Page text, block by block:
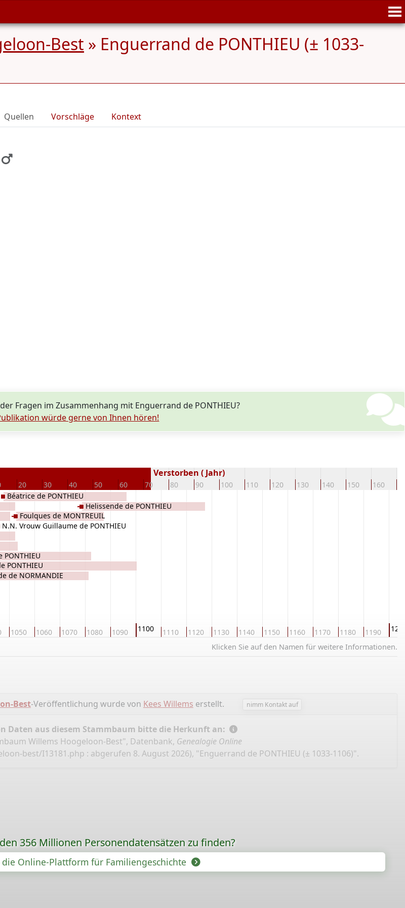
Best » Enguerrand de PONTHIEU (± 1033-
Quellen Vorschläge Kontext
Fragen im Zusammenhang mit Enguerrand de PONTHIEU?
würde gerne von Ihnen hören!
20 30 40 50 60 70 80 90 100 110 120 130 140 150 160
Verstorben ( Jahr)
1050 1060 1070 1080 1090 1100 1110 1120 1130 1140 1150 1160 1170 1180 1190
PONTHIEU
PONTHIEU
de NORMANDIE
N.N. Vrouw Guillaume de PONTHIEU
Béatrice de PONTHIEU
Foulques de MONTREUIL
Helissende de PONTHIEU
Klicken Sie auf den Namen für weitere Informationen.
Best-Veröffentlichung wurde von Kees Willems erstellt. nimm Kontakt auf
Daten aus diesem Stammbaum bitte die Herkunft an:
Willems Hoogeloon-Best", Datenbank, Genealogie Online
best/I13181.php : abgerufen 8. August 2026), "Enguerrand de PONTHIEU (± 1033-1106)".
356 Millionen Personendatensätzen zu finden?
die Online-Plattform für Familiengeschichte